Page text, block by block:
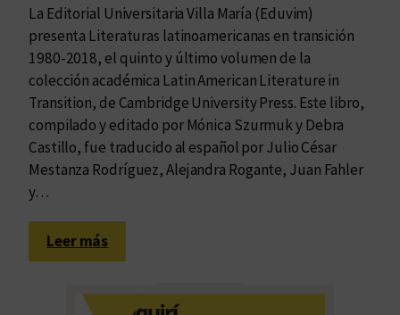
La Editorial Universitaria Villa María (Eduvim)
presenta Literaturas latinoamericanas en transición
1980-2018, el quinto y último volumen de la
colección académica Latin American Literature in
Transition, de Cambridge University Press. Este libro,
compilado y editado por Mónica Szurmuk y Debra
Castillo, fue traducido al español por Julio César
Mestanza Rodríguez, Alejandra Rogante, Juan Fahler
y…
Leer más:
T